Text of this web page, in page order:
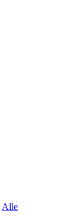
Alle